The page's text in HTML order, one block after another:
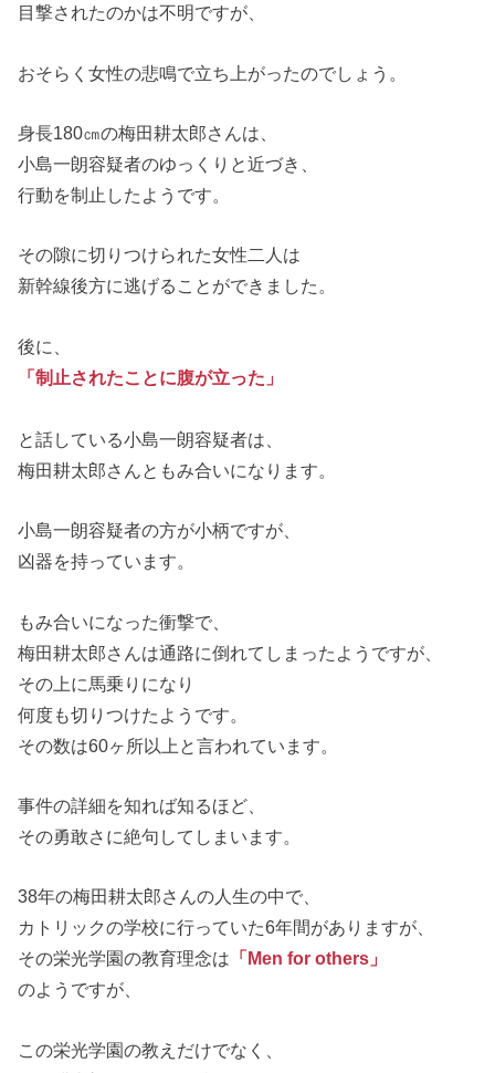
目撃されたのかは不明ですが、
おそらく女性の悲鳴で立ち上がったのでしょう。
身長180㎝の梅田耕太郎さんは、
小島一朗容疑者のゆっくりと近づき、
行動を制止したようです。
その隙に切りつけられた女性二人は
新幹線後方に逃げることができました。
後に、
「制止されたことに腹が立った」
と話している小島一朗容疑者は、
梅田耕太郎さんともみ合いになります。
小島一朗容疑者の方が小柄ですが、
凶器を持っています。
もみ合いになった衝撃で、
梅田耕太郎さんは通路に倒れてしまったようですが、
その上に馬乗りになり
何度も切りつけたようです。
その数は60ヶ所以上と言われています。
事件の詳細を知れば知るほど、
その勇敢さに絶句してしまいます。
38年の梅田耕太郎さんの人生の中で、
カトリックの学校に行っていた6年間がありますが、
その栄光学園の教育理念は 「Men for others」
のようですが、
この栄光学園の教えだけでなく、